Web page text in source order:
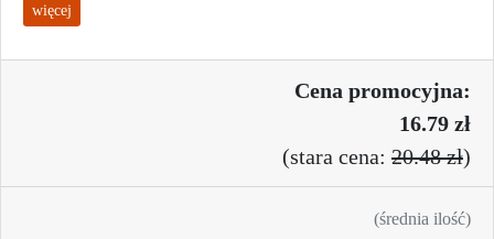
więcej
Cena promocyjna:
16.79 zł
(stara cena: 20.48 zł)
(średnia ilość)